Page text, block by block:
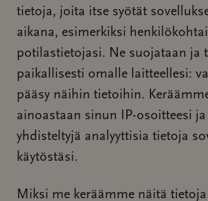
tietoja, joita itse syötät
aikana, esimerkiksi
potilastietojasi. Ne suojataan ja
paikallisesti omalle laitteellesi:
pääsy näihin tietoihin.
ainoastaan sinun IP-osoitteesi
yhdisteltyjä analyyttisia tietoja
käytöstäsi.
Miksi me keräämme näitä